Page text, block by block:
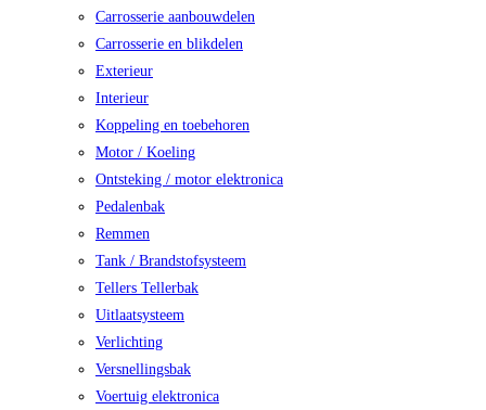
Carrosserie aanbouwdelen
Carrosserie en blikdelen
Exterieur
Interieur
Koppeling en toebehoren
Motor / Koeling
Ontsteking / motor elektronica
Pedalenbak
Remmen
Tank / Brandstofsysteem
Tellers Tellerbak
Uitlaatsysteem
Verlichting
Versnellingsbak
Voertuig elektronica